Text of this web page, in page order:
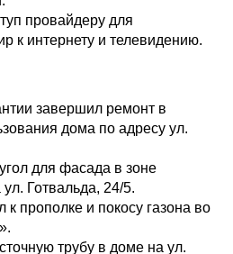
провайдеру для
к интернету и телевидению.
завершил ремонт в
дома по адресу ул.
для фасада в зоне
Готвальда, 24/5.
к прополке и покосу газона во
трубу в доме на ул.